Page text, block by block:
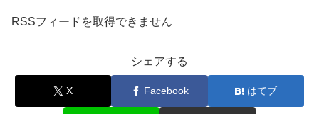
RSSフィードを取得できません
シェアする
X Facebook はてブ